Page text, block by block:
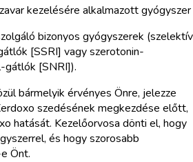
kezelésére alkalmazott gyógyszer
bizonyos gyógyszerek (szelektív
[SSRI] vagy szerotonin-
gátlók [SNRI]).
bármelyik érvényes Önre, jelezze
szedésének megkezdése előtt,
hatását. Kezelőorvosa dönti el, hogy
és hogy szorosabb
Önt.